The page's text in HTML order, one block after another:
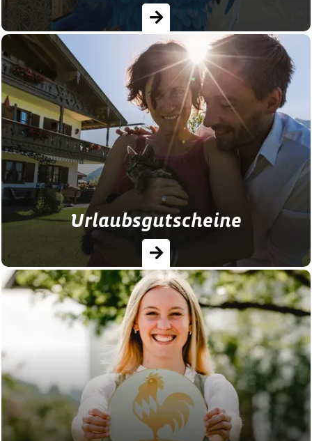
Verpassen Sie keine Insider-Infos, Blicke
hinter die Kulissen und neueste Angebote
mit unserem Gäste-Newsletter!
Urlaubsgutscheine
Verschenken Sie doch Zeit mit Ihren
Liebsten per Urlaubsgutschein! Hier
können Sie auch kurzfristig Gutscheine für
Urlaub auf dem Bauernhof in Bayern…